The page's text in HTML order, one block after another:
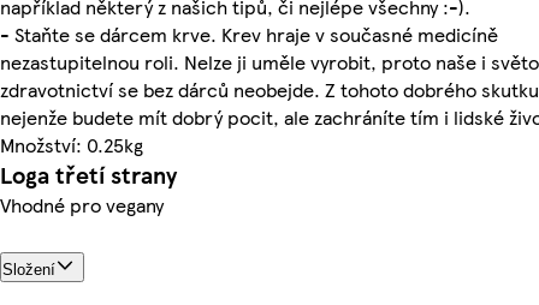
například některý z našich tipů, či nejlépe všechny :-).
- Staňte se dárcem krve. Krev hraje v současné medicíně
nezastupitelnou roli. Nelze ji uměle vyrobit, proto naše i
zdravotnictví se bez dárců neobejde. Z tohoto dobrého skutku
nejenže budete mít dobrý pocit, ale zachráníte tím i lidské
Množství: 0.25kg
Loga třetí strany
Vhodné pro vegany
Složení